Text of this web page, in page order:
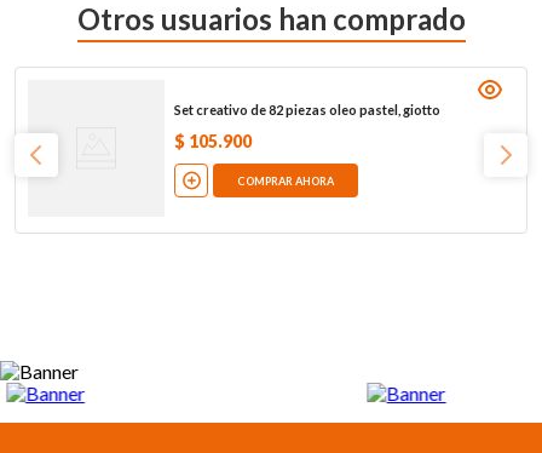
Otros usuarios han comprado
Set creativo de 82 piezas oleo pastel, giotto
$ 105.900
COMPRAR AHORA